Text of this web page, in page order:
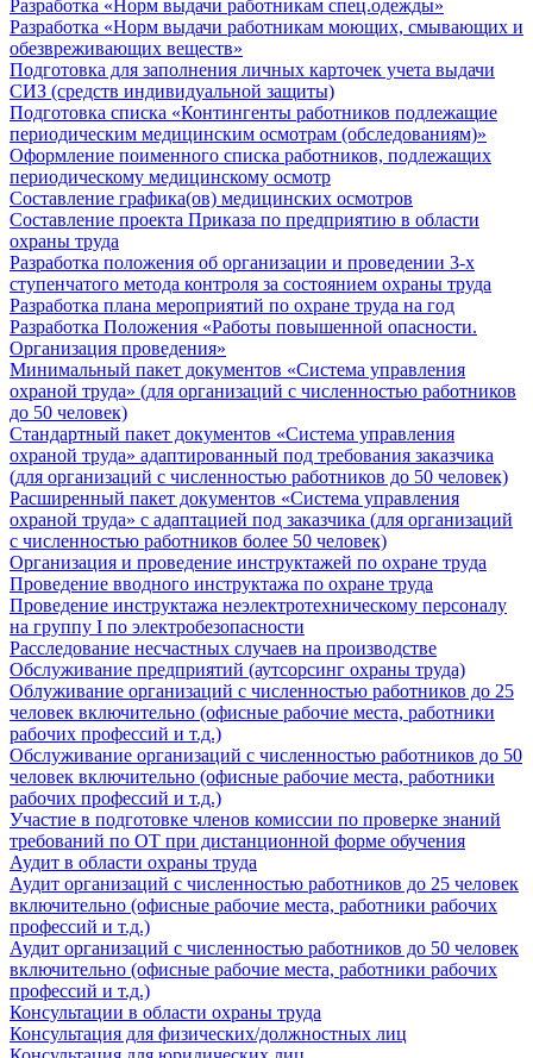
Разработка «Норм выдачи работникам спец.одежды»
Разработка «Норм выдачи работникам моющих, смывающих и
обезвреживающих веществ»
Подготовка для заполнения личных карточек учета выдачи
СИЗ (средств индивидуальной защиты)
Подготовка списка «Контингенты работников подлежащие
периодическим медицинским осмотрам (обследованиям)»
Оформление поименного списка работников, подлежащих
периодическому медицинскому осмотр
Составление графика(ов) медицинских осмотров
Составление проекта Приказа по предприятию в области
охраны труда
Разработка положения об организации и проведении 3-х
ступенчатого метода контроля за состоянием охраны труда
Разработка плана мероприятий по охране труда на год
Разработка Положения «Работы повышенной опасности.
Организация проведения»
Минимальный пакет документов «Система управления
охраной труда» (для организаций с численностью работников
до 50 человек)
Стандартный пакет документов «Система управления
охраной труда» адаптированный под требования заказчика
(для организаций с численностью работников до 50 человек)
Расширенный пакет документов «Система управления
охраной труда» с адаптацией под заказчика (для организаций
с численностью работников более 50 человек)
Организация и проведение инструктажей по охране труда
Проведение вводного инструктажа по охране труда
Проведение инструктажа неэлектротехническому персоналу
на группу I по электробезопасности
Расследование несчастных случаев на производстве
Обслуживание предприятий (аутсорсинг охраны труда)
Облуживание организаций с численностью работников до 25
человек включительно (офисные рабочие места, работники
рабочих профессий и т.д.)
Обслуживание организаций с численностью работников до 50
человек включительно (офисные рабочие места, работники
рабочих профессий и т.д.)
Участие в подготовке членов комиссии по проверке знаний
требований по ОТ при дистанционной форме обучения
Аудит в области охраны труда
Аудит организаций с численностью работников до 25 человек
включительно (офисные рабочие места, работники рабочих
профессий и т.д.)
Аудит организаций с численностью работников до 50 человек
включительно (офисные рабочие места, работники рабочих
профессий и т.д.)
Консультации в области охраны труда
Консультация для физических/должностных лиц